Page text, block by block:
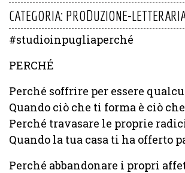
CATEGORIA: PRODUZIONE-
#studioinpugliaperché
PERCHÉ
Perché soffrire per essere
Quando ciò che ti forma è ciò
Perché travasare le proprie
Quando la tua casa ti ha offerto
Perché abbandonare i propri